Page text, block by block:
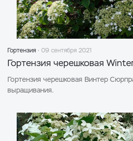
Гортензия 09 сентября 2021
Гортензия черешковая
Гортензия черешковая Винтер
выращивания.